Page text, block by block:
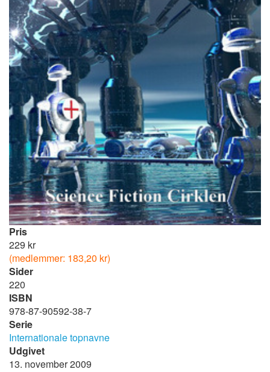
Pris
229 kr
(medlemmer: 183,20 kr)
Sider
220
ISBN
978-87-90592-38-7
Serie
Internationale topnavne
Udgivet
13. november 2009